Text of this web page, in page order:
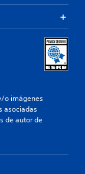
o imágenes
asociadas
de autor de